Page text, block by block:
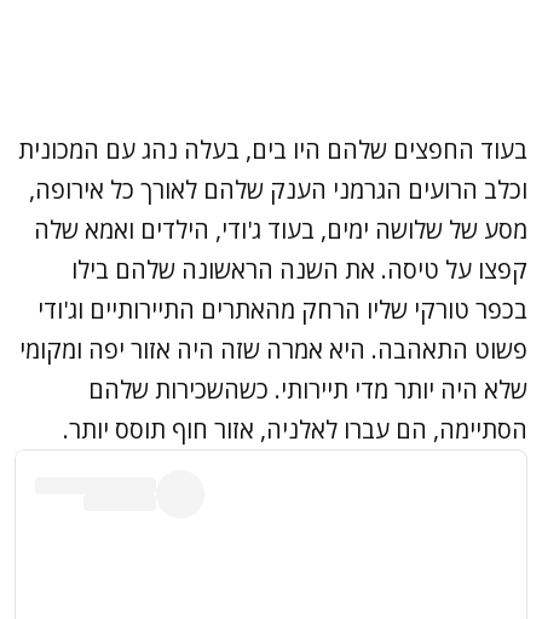
בעוד החפצים שלהם היו בים, בעלה נהג עם המכונית
וכלב הרועים הגרמני הענק שלהם לאורך כל אירופה,
מסע של שלושה ימים, בעוד ג'ודי, הילדים ואמא שלה
קפצו על טיסה. את השנה הראשונה שלהם בילו
בכפר טורקי שליו הרחק מהאתרים התיירותיים וג'ודי
פשוט התאהבה. היא אמרה שזה היה אזור יפה ומקומי
שלא היה יותר מדי תיירותי. כשהשכירות שלהם
הסתיימה, הם עברו לאלניה, אזור חוף תוסס יותר.